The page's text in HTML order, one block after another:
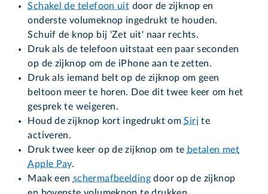
Schakel de telefoon uit door de zijknop en
onderste volumeknop ingedrukt te houden.
Schuif de knop bij 'Zet uit' naar rechts.
Druk als de telefoon uitstaat een paar seconden
op de zijknop om de iPhone aan te zetten.
Druk als iemand belt op de zijknop om geen
beltoon meer te horen. Doe dit twee keer om het
gesprek te weigeren.
Houd de zijknop kort ingedrukt omSiri te
activeren.
Druk twee keer op de zijknop om te betalen met
Apple Pay.
Maak een schermafbeelding door op de zijknop